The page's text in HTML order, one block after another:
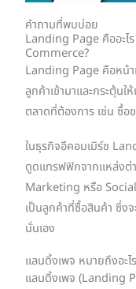
คำถามที่พบบ่อย
Landing Page คืออะไ
Commerce?
Landing Page คือหน้า
ลูกค้าเข้ามาและกระตุ้นใ
ตลาดที่ต้องการ เช่น ซื้
ในธุรกิจอีคอมเมิร์ซ
ดูดแทรฟฟิกจากแหล่งต่
Marketing หรือ
เป็นลูกค้าที่ซื้อสินค้า ซึ่ง
นั่นเอง
แลนดิ้งเพจ หมายถึงอะไ
แลนดิ้งเพจ (Landing